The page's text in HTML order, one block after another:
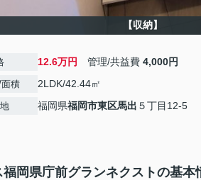
【収納】
12.6万円 管理/共益費 4,000円
積 2LDK/42.44㎡
福岡県福岡市東区馬出 ５丁目12-5
福岡県庁前グランネクストの基本